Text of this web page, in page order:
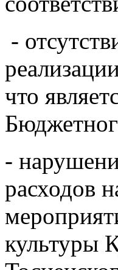
-
что
-
расходов
культуры